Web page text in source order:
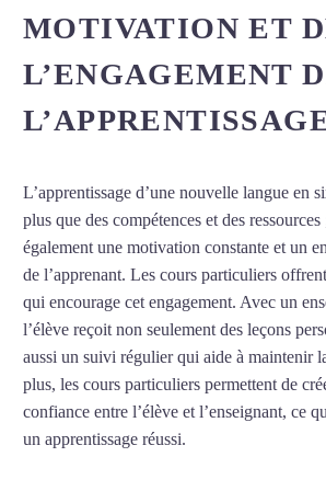
MOTIVATION ET
L’ENGAGEMENT
L’apprentissage d’une nouvelle langue en
plus que des compétences et des
également une motivation constante et un
de l’apprenant. Les cours particuliers
qui encourage cet engagement. Avec un
l’élève reçoit non seulement des leçons
aussi un suivi régulier qui aide à maintenir
plus, les cours particuliers permettent de
confiance entre l’élève et l’enseignant, ce
un apprentissage réussi.